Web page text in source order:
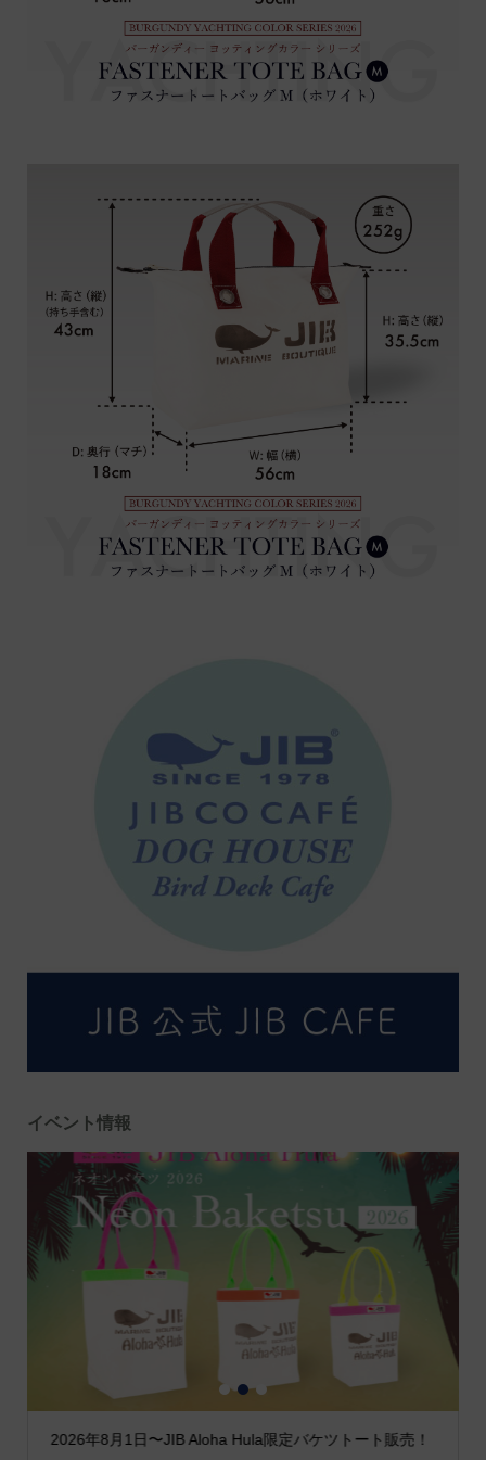
イベント情報
2026年8月1日〜JIB Aloha Hula限定バケツトート販売！
1 2 3